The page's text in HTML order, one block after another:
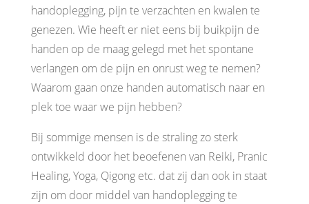
handoplegging, pijn te verzachten en kwalen te
genezen. Wie heeft er niet eens bij buikpijn de
handen op de maag gelegd met het spontane
verlangen om de pijn en onrust weg te nemen?
Waarom gaan onze handen automatisch naar en
plek toe waar we pijn hebben?
Bij sommige mensen is de straling zo sterk
ontwikkeld door het beoefenen van Reiki, Pranic
Healing, Yoga, Qigong etc. dat zij dan ook in staat
zijn om door middel van handoplegging te